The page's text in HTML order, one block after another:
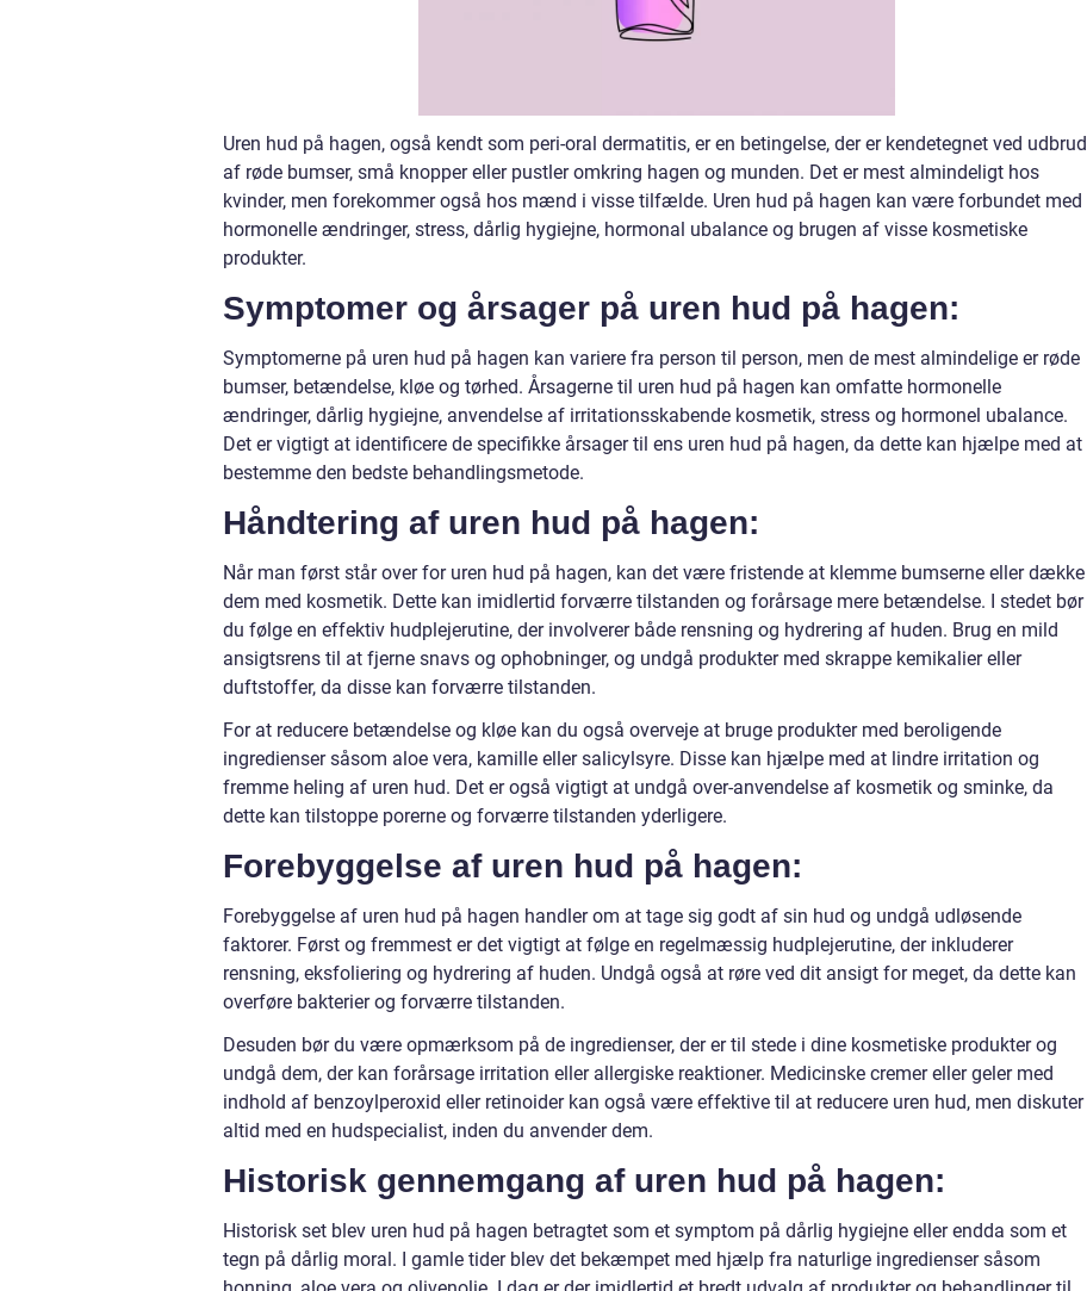
Uren hud på hagen, også kendt som peri-oral dermatitis, er en betingelse, der er kendetegnet ved udbrud
af røde bumser, små knopper eller pustler omkring hagen og munden. Det er mest almindeligt hos
kvinder, men forekommer også hos mænd i visse tilfælde. Uren hud på hagen kan være forbundet med
hormonelle ændringer, stress, dårlig hygiejne, hormonal ubalance og brugen af visse kosmetiske
produkter.
Symptomer og årsager på uren hud på hagen:
Symptomerne på uren hud på hagen kan variere fra person til person, men de mest almindelige er røde
bumser, betændelse, kløe og tørhed. Årsagerne til uren hud på hagen kan omfatte hormonelle
ændringer, dårlig hygiejne, anvendelse af irritationsskabende kosmetik, stress og hormonel ubalance.
Det er vigtigt at identificere de specifikke årsager til ens uren hud på hagen, da dette kan hjælpe med at
bestemme den bedste behandlingsmetode.
Håndtering af uren hud på hagen:
Når man først står over for uren hud på hagen, kan det være fristende at klemme bumserne eller dække
dem med kosmetik. Dette kan imidlertid forværre tilstanden og forårsage mere betændelse. I stedet bør
du følge en effektiv hudplejerutine, der involverer både rensning og hydrering af huden. Brug en mild
ansigtsrens til at fjerne snavs og ophobninger, og undgå produkter med skrappe kemikalier eller
duftstoffer, da disse kan forværre tilstanden.
For at reducere betændelse og kløe kan du også overveje at bruge produkter med beroligende
ingredienser såsom aloe vera, kamille eller salicylsyre. Disse kan hjælpe med at lindre irritation og
fremme heling af uren hud. Det er også vigtigt at undgå over-anvendelse af kosmetik og sminke, da
dette kan tilstoppe porerne og forværre tilstanden yderligere.
Forebyggelse af uren hud på hagen:
Forebyggelse af uren hud på hagen handler om at tage sig godt af sin hud og undgå udløsende
faktorer. Først og fremmest er det vigtigt at følge en regelmæssig hudplejerutine, der inkluderer
rensning, eksfoliering og hydrering af huden. Undgå også at røre ved dit ansigt for meget, da dette kan
overføre bakterier og forværre tilstanden.
Desuden bør du være opmærksom på de ingredienser, der er til stede i dine kosmetiske produkter og
undgå dem, der kan forårsage irritation eller allergiske reaktioner. Medicinske cremer eller geler med
indhold af benzoylperoxid eller retinoider kan også være effektive til at reducere uren hud, men diskuter
altid med en hudspecialist, inden du anvender dem.
Historisk gennemgang af uren hud på hagen:
Historisk set blev uren hud på hagen betragtet som et symptom på dårlig hygiejne eller endda som et
tegn på dårlig moral. I gamle tider blev det bekæmpet med hjælp fra naturlige ingredienser såsom